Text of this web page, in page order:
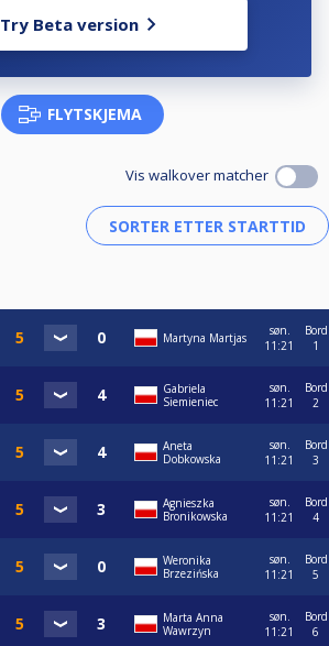
Try Beta version
FLYTSKJEMA
Vis walkover matcher
Martyna Martjas
søn.
11:21
Bord
1
Gabriela
Siemieniec
søn.
11:21
Bord
2
Aneta
Dobkowska
søn.
11:21
Bord
3
Agnieszka
Bronikowska
søn.
11:21
Bord
4
Weronika
Brzezińska
søn.
11:21
Bord
5
Marta Anna
Wawrzyn
søn.
11:21
Bord
6